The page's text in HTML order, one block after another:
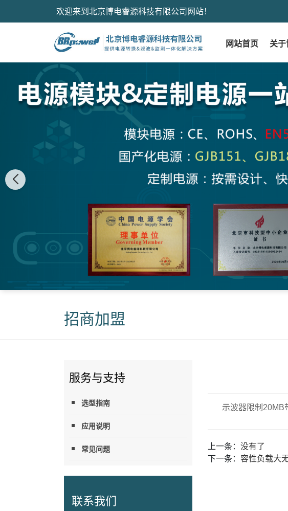
欢迎来到北京博电睿源科技有限公司网站！
网站首页 关
招商加盟
服务与支持
选型指南
应用说明
常见问题
联系我们
示波器限制20MB
上一条： 没有了
下一条： 容性负载大